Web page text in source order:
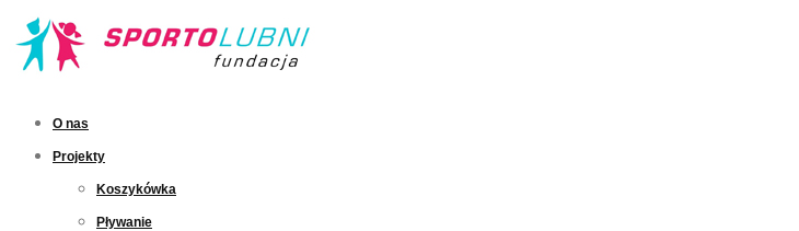
O nas
Projekty
Koszykówka
Pływanie